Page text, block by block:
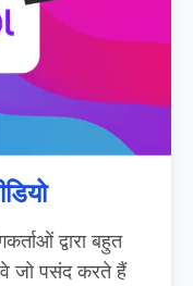
द्वारा बहुत
जो पसंद करते हैं